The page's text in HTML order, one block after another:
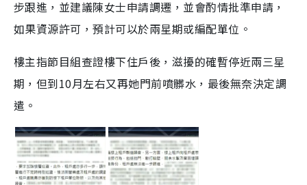
步跟進，並建議陳女士申請調遷，並會酌情批準申請，
如果資源許可，預計可以於兩星期或編配單位。
樓主指節目組查證樓下住戶後，滋擾的確暫停近兩三星
期，但到10月左右又再她門前噴髒水，最後無奈決定調
遣。